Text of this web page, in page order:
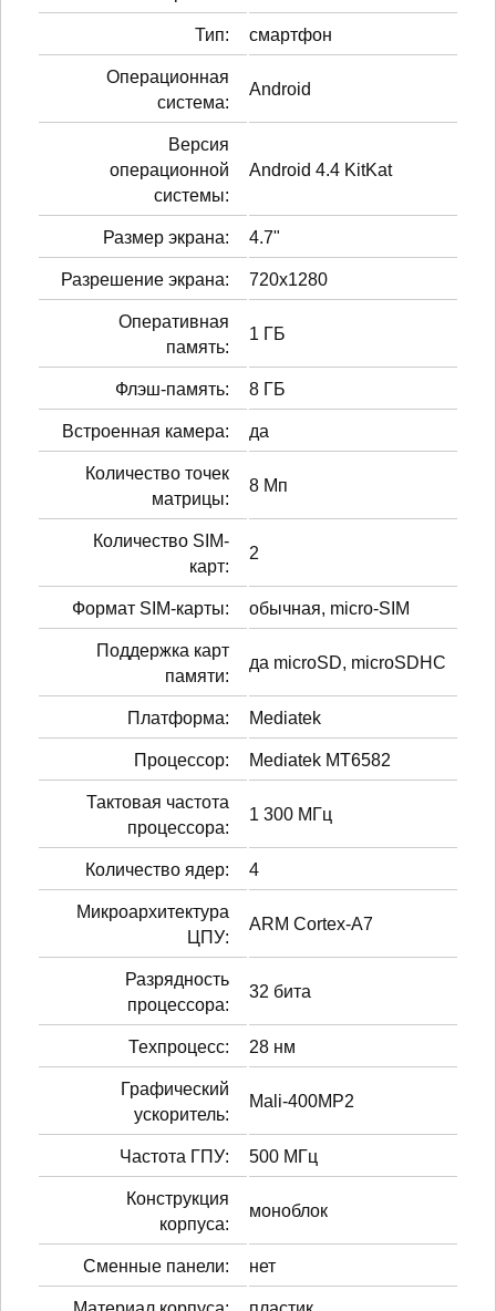
Тип: смартфон
Операционная
система:
Android
Версия
операционной
системы:
Android 4.4 KitKat
Размер экрана: 4.7"
Разрешение экрана: 720x1280
Оперативная
память:
1 ГБ
Флэш-память: 8 ГБ
Встроенная камера: да
Количество точек
матрицы:
8 Мп
Количество SIM-
карт:
2
Формат SIM-карты: обычная, micro-SIM
Поддержка карт
памяти:
да microSD, microSDHC
Платформа: Mediatek
Процессор: Mediatek MT6582
Тактовая частота
процессора:
1 300 МГц
Количество ядер: 4
Микроархитектура
ЦПУ:
ARM Cortex-A7
Разрядность
процессора:
32 бита
Техпроцесс: 28 нм
Графический
ускоритель:
Mali-400MP2
Частота ГПУ: 500 МГц
Конструкция
корпуса:
моноблок
Сменные панели: нет